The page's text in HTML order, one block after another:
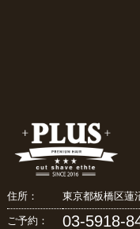
住所： 東京都板橋区蓮
ご予約： 03-5918-